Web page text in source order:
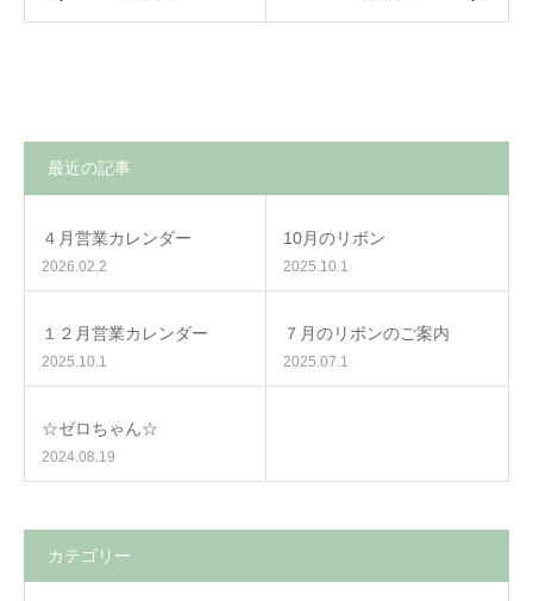
最近の記事
４月営業カレンダー
2026.02.2
10月のリボン
2025.10.1
１２月営業カレンダー
2025.10.1
７月のリボンのご案内
2025.07.1
☆ゼロちゃん☆
2024.08.19
カテゴリー